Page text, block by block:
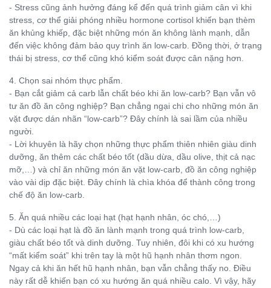
- Stress cũng ảnh hưởng đáng kể đến quá trình giảm cân vì khi
stress, cơ thể giải phóng nhiều hormone cortisol khiến bạn thèm
ăn khủng khiếp, đặc biệt những món ăn không lành mạnh, dẫn
đến việc không đảm bảo quy trình ăn low-carb. Đồng thời, ở trạng
thái bị stress, cơ thể cũng khó kiểm soát được cân nặng hơn.
4. Chọn sai nhóm thực phẩm.
- Bạn cắt giảm cả carb lẫn chất béo khi ăn low-carb? Bạn vẫn vô
tư ăn đồ ăn công nghiệp? Bạn chẳng ngại chi cho những món ăn
vặt được dán nhãn “low-carb”? Đây chính là sai lầm của nhiều
người.
- Lời khuyên là hãy chọn những thực phẩm thiên nhiên giàu dinh
dưỡng, ăn thêm các chất béo tốt (dầu dừa, dầu olive, thịt cả nạc
mỡ,…) và chỉ ăn những món ăn vặt low-carb, đồ ăn công nghiệp
vào vài dịp đặc biệt. Đây chính là chìa khóa để thành công trong
chế độ ăn low-carb.
5. Ăn quá nhiều các loại hạt (hạt hạnh nhân, óc chó,…)
- Dù các loại hạt là đồ ăn lành mạnh trong quá trình low-carb,
giàu chất béo tốt và dinh dưỡng. Tuy nhiên, đôi khi có xu hướng
“mất kiểm soát” khi trên tay là một hũ hạnh nhân thơm ngon.
Ngay cả khi ăn hết hũ hạnh nhân, bạn vẫn chẳng thấy no. Điều
này rất dễ khiến bạn có xu hướng ăn quá nhiều calo. Vì vậy, hãy